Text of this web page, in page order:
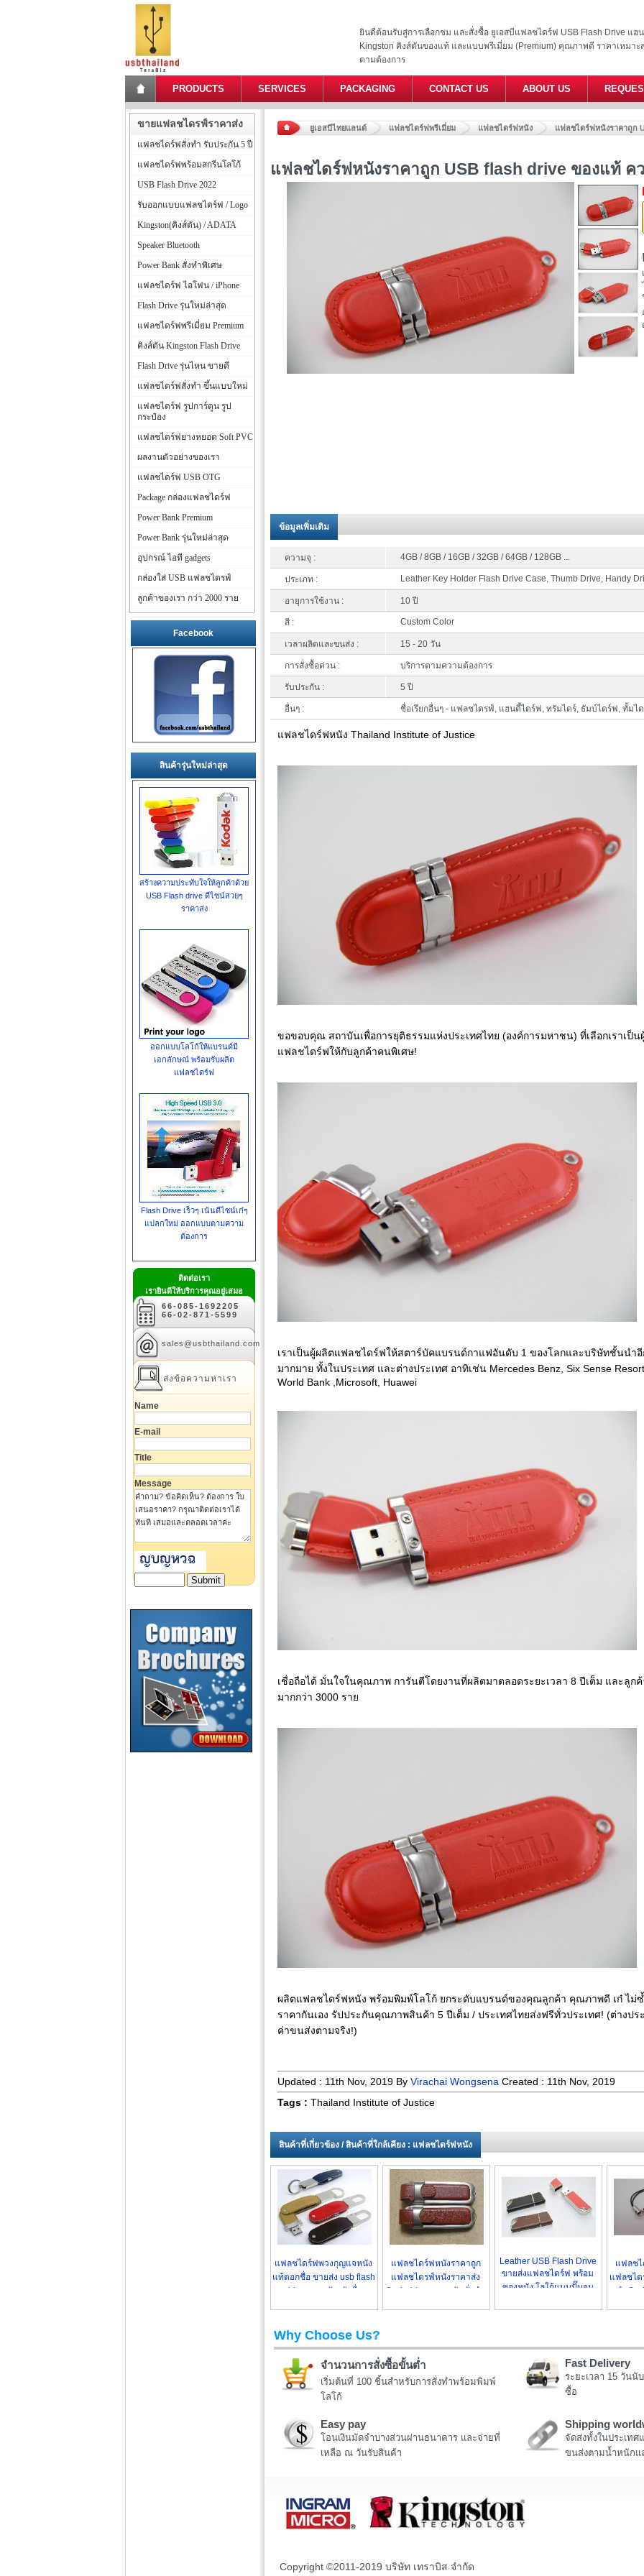
ยินดีต้อนรับสู่การเลือกชม และสั่งซื้อ ยูเอสบีแฟลชไดร์ฟ USB Flash Drive แฮ
Kingston คิงส์ตันของแท้ และแบบพรีเมี่ยม (Premium) คุณภาพดี ราคาเหมา
ตามต้องการ
PRODUCTS SERVICES PACKAGING CONTACT US ABOUT US
ยูเอสบีไทยแลนด์ แฟลชไดร์ฟพรีเมี่ยม แฟลชไดร์ฟหนัง แฟลชไดร์ฟหนังราคาถูก
แฟลชไดร์ฟหนังราคาถูก USB flash drive ของแท้ ค
ข้อมูลเพิ่มเติม
ความจุ : 4GB / 8GB / 16GB / 32GB / 64GB / 128GB ...
ประเภท : Leather Key Holder Flash Drive Case, Thumb Drive, Handy
อายุการใช้งาน : 10 ปี
สี : Custom Color
เวลาผลิตและขนส่ง : 15 - 20 วัน
การสั่งซื้อด่วน : บริการตามความต้องการ
รับประกัน : 5 ปี
อื่นๆ : ชื่อเรียกอื่นๆ - แฟลชไดรฟ์, แฮนดี้ไดร์ฟ, ทรัมไดร์, ธัมบ์ไดร์ฟ, ทั้มไ
แฟลชไดร์ฟหนัง Thailand Institute of Justice
ขอขอบคุณ สถาบันเพื่อการยุติธรรมแห่งประเทศไทย (องค์การมหาชน) ที่เลือกเราเป็น
แฟลชไดร์ฟให้กับลูกค้าคนพิเศษ!
เราเป็นผู้ผลิตแฟลชไดร์ฟให้สตาร์บัคแบรนด์กาแฟอันดับ 1 ของโลกและบริษัทชั้นนำอี
มากมาย ทั้งในประเทศ และต่างประเทศ อาทิเช่น Mercedes Benz, Six Sense
World Bank ,Microsoft, Huawei
เชื่อถือได้ มั่นใจในคุณภาพ การันตีโดยงานที่ผลิตมาตลอดระยะเวลา 8 ปีเต็ม และลูก
มากกว่า 3000 ราย
ผลิตแฟลชไดร์ฟหนัง พร้อมพิมพ์โลโก้ ยกระดับแบรนด์ของคุณลูกค้า คุณภาพดี เก๋ ไม่
ราคากันเอง รัปประกันคุณภาพสินค้า 5 ปีเต็ม / ประเทศไทยส่งฟรีทั่วประเทศ! (ต่างปร
ค่าขนส่งตามจริง!)
Updated : 11th Nov, 2019 By Virachai Wongsena Created : 11th Nov, 2019
Tags : Thailand Institute of Justice
สินค้าที่เกี่ยวข้อง / สินค้าที่ใกล้เคียง : แฟลชไดร์ฟหนัง
แฟลชไดร์ฟพวงกุญแจหนัง
แท้ตอกชื่อ ขายส่ง usb flash
drive เคสหนังสลักชื่อ
แฟลชไดร์ฟหนังราคาถูก
แฟลชไดรฟ์หนังราคาส่ง
flash drive แบบหนัง สั่งทำ
Leather USB Flash Drive
ขายส่งแฟลชไดร์ฟ พร้อม
ซองหนัง โลโก้แบบปั๊มจม
แฟลชไ
แฟลชได
ทำ
Why Choose Us?
จำนวนการสั่งซื้อขั้นต่ำ
เริ่มต้นที่ 100 ชิ้นสำหรับการสั่งทำพร้อมพิมพ์
โลโก้
Fast Delivery
ระยะเวลา 15 วัน
ซื้อ
Easy pay
โอนเงินมัดจำบางส่วนผ่านธนาคาร และจ่ายที่
เหลือ ณ วันรับสินค้า
Shipping
จัดส่งทั้งในประเทศ
ขนส่งตามน้ำหนักแ
Copyright ©2011-2019 บริษัท เทราบิส จำกัด
ขายแฟลชไดรฟ์ราคาส่ง
แฟลชไดร์ฟสั่งทำ รับประกัน 5 ปี
แฟลชไดร์ฟพร้อมสกรีนโลโก้
USB Flash Drive 2022
รับออกแบบแฟลชไดร์ฟ / Logo
Kingston(คิงส์ตัน) / ADATA
Speaker Bluetooth
Power Bank สั่งทำพิเศษ
แฟลชไดร์ฟ ไอโฟน / iPhone
Flash Drive รุ่นใหม่ล่าสุด
แฟลชไดร์ฟพรีเมี่ยม Premium
คิงส์ตัน Kingston Flash Drive
Flash Drive รุ่นไหน ขายดี
แฟลชไดร์ฟสั่งทำ ขึ้นแบบใหม่
แฟลชไดร์ฟ รูปการ์ตูน รูป
กระป๋อง
แฟลชไดร์ฟยางหยอด Soft PVC
ผลงานตัวอย่างของเรา
แฟลชไดร์ฟ USB OTG
Package กล่องแฟลชไดร์ฟ
Power Bank Premium
Power Bank รุ่นใหม่ล่าสุด
อุปกรณ์ ไอที gadgets
กล่องใส่ USB แฟลชไดรฟ์
ลูกค้าของเรา กว่า 2000 ราย
Facebook
สินค้ารุ่นใหม่ล่าสุด
สร้างความประทับใจให้ลูกค้าด้วย
USB Flash drive ดีไซน์สวยๆ
ราคาส่ง
ออกแบบโลโก้ให้แบรนด์มี
เอกลักษณ์ พร้อมรับผลิต
แฟลชไดร์ฟ
Flash Drive เร็วๆ เน้นดีไซน์เก๋ๆ
แปลกใหม่ ออกแบบตามความ
ต้องการ
ติดต่อเรา
เรายินดีให้บริการคุณอยู่เสมอ
66-085-1692205
66-02-871-5599
sales@usbthailand.com
ส่งข้อความหาเรา
Name
E-mail
Title
Message